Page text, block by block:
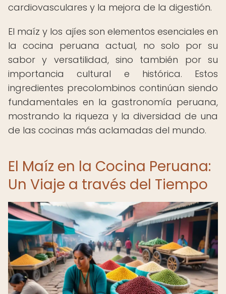
cardiovasculares y la mejora de la digestión.
El maíz y los ajíes son elementos esenciales en
la cocina peruana actual, no solo por su
sabor y versatilidad, sino también por su
importancia cultural e histórica. Estos
ingredientes precolombinos continúan siendo
fundamentales en la gastronomía peruana,
mostrando la riqueza y la diversidad de una
de las cocinas más aclamadas del mundo.
El Maíz en la Cocina Peruana:
Un Viaje a través del Tiempo